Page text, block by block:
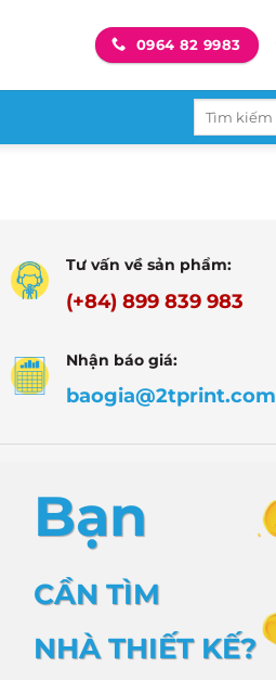
0964 82 9983
Tìm
Tư vấn về sản phẩm:
(+84) 899 839 983
Nhận báo giá:
baogia@2tprint.com
Bạn
CẦN TÌM
NHÀ THIẾT KẾ?